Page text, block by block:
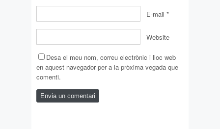
E-mail *
Website
Desa el meu nom, correu electrònic i lloc web
en aquest navegador per a la pròxima vegada que
comenti.